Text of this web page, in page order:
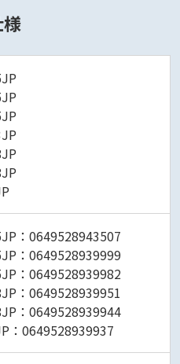
：0649528943507
：0649528939999
：0649528939982
：0649528939951
：0649528939944
：0649528939937